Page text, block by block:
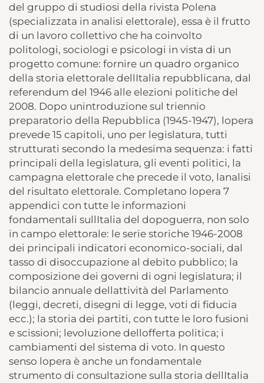
del gruppo di studiosi della rivista Polena
(specializzata in analisi elettorale), essa è il frutto
di un lavoro collettivo che ha coinvolto
politologi, sociologi e psicologi in vista di un
progetto comune: fornire un quadro organico
della storia elettorale dellItalia repubblicana, dal
referendum del 1946 alle elezioni politiche del
2008. Dopo unintroduzione sul triennio
preparatorio della Repubblica (1945-1947), lopera
prevede 15 capitoli, uno per legislatura, tutti
strutturati secondo la medesima sequenza: i fatti
principali della legislatura, gli eventi politici, la
campagna elettorale che precede il voto, lanalisi
del risultato elettorale. Completano lopera 7
appendici con tutte le informazioni
fondamentali sullItalia del dopoguerra, non solo
in campo elettorale: le serie storiche 1946-2008
dei principali indicatori economico-sociali, dal
tasso di disoccupazione al debito pubblico; la
composizione dei governi di ogni legislatura; il
bilancio annuale dellattività del Parlamento
(leggi, decreti, disegni di legge, voti di fiducia
ecc.); la storia dei partiti, con tutte le loro fusioni
e scissioni; levoluzione dellofferta politica; i
cambiamenti del sistema di voto. In questo
senso lopera è anche un fondamentale
strumento di consultazione sulla storia dellItalia